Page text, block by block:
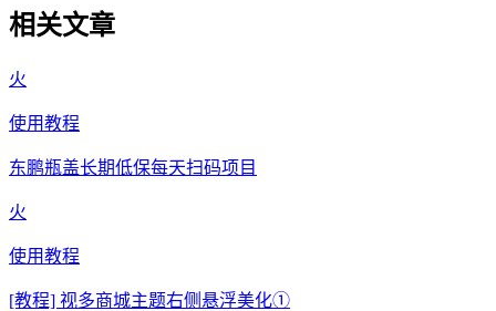
相关文章
火
使用教程
东鹏瓶盖长期低保每天扫码项目
火
使用教程
[教程] 视多商城主题右侧悬浮美化①